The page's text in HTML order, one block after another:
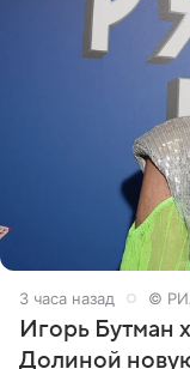
3 часа назад ©
Игорь Бутман
Долиной